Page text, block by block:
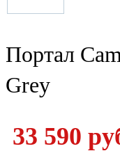
Портал
Grey
33 590